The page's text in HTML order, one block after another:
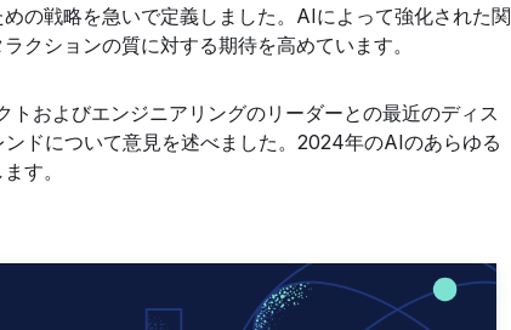
の戦略を急いで定義しました。AIによって強化された関
クションの質に対する期待を高めています。
トおよびエンジニアリングのリーダーとの最近のディス
ドについて意見を述べました。2024年のAIのあらゆる
す。